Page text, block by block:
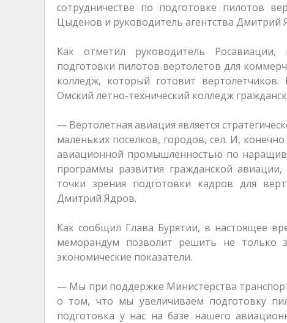
сотрудничестве по подготовке пилотов
Цыденов и руководитель агентства Дмитрий
Как отметил руководитель
подготовки пилотов вертолетов для
колледж, который готовит
Омский летно-технический колледж
— Вертолетная авиация является
маленьких поселков, городов, сел. И,
авиационной промышленностью по
программы развития гражданской
точки зрения подготовки кадров для
Дмитрий Ядров.
Как сообщил Глава Бурятии, в настоящее
меморандум позволит решить не только
экономические показатели.
— Мы при поддержке Министерства
о том, что мы увеличиваем подготовку
подготовка у нас на базе нашего